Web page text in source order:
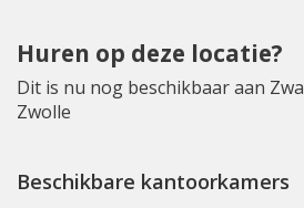
Huren op deze locatie?
Dit is nu nog beschikbaar aan
Zwolle
Beschikbare kantoorkamers